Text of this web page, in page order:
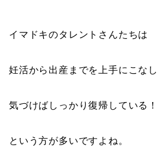
イマドキのタレントさんたちは
妊活から出産までを上手にこなし
気づけばしっかり復帰している！
という方が多いですよね。